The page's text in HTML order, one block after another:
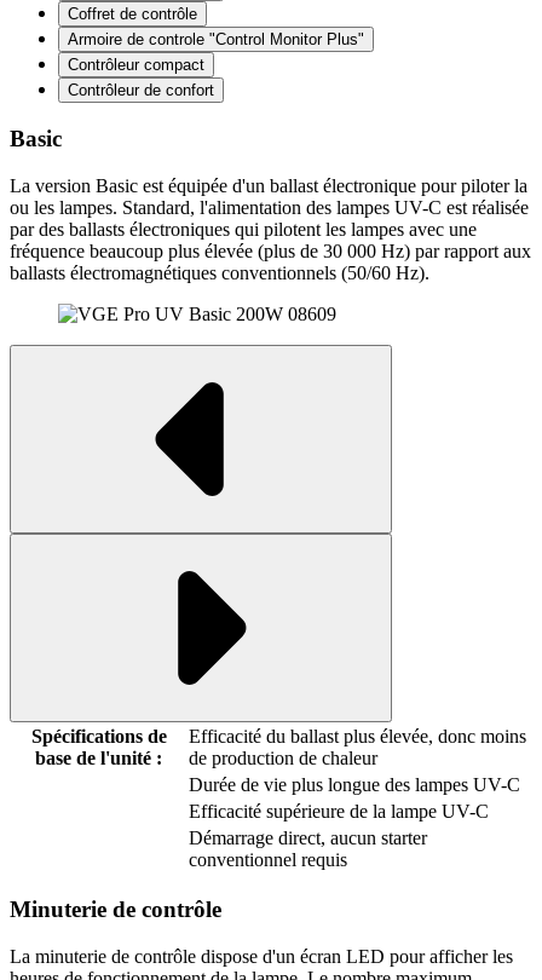
Coffret de contrôle
Armoire de controle "Control Monitor Plus"
Contrôleur compact
Contrôleur de confort
Basic
La version Basic est équipée d'un ballast électronique pour piloter la
ou les lampes. Standard, l'alimentation des lampes UV-C est réalisée
par des ballasts électroniques qui pilotent les lampes avec une
fréquence beaucoup plus élevée (plus de 30 000 Hz) par rapport aux
ballasts électromagnétiques conventionnels (50/60 Hz).
Spécifications de
base de l'unité :
Efficacité du ballast plus élevée, donc moins
de production de chaleur
Durée de vie plus longue des lampes UV-C
Efficacité supérieure de la lampe UV-C
Démarrage direct, aucun starter
conventionnel requis
Minuterie de contrôle
La minuterie de contrôle dispose d'un écran LED pour afficher les